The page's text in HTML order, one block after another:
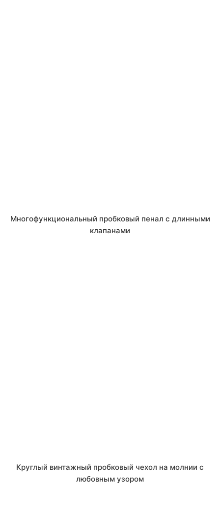
Многофункциональный пробковый пенал с длинными
клапанами
Круглый винтажный пробковый чехол на молнии с
любовным узором